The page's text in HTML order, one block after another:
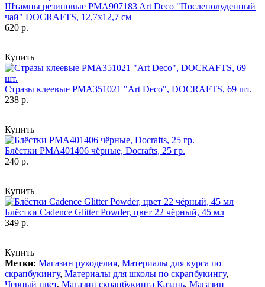
Штампы резиновые PMA907183 Art Deco "Послеполуденный
чай" DOCRAFTS, 12,7х12,7 см
620 р.
Купить
Стразы клеевые PMA351021 "Art Deco", DOCRAFTS, 69 шт.
238 р.
Купить
Блёстки PMA401406 чёрные, Docrafts, 25 гр.
240 р.
Купить
Блёстки Cadence Glitter Powder, цвет 22 чёрный, 45 мл
349 р.
Купить
Метки: Магазин рукоделия, Материалы для курса по
скрапбукингу, Материалы для школы по скрапбукингу,
Черный цвет, Магазин скрапбукинга Казань, Магазин